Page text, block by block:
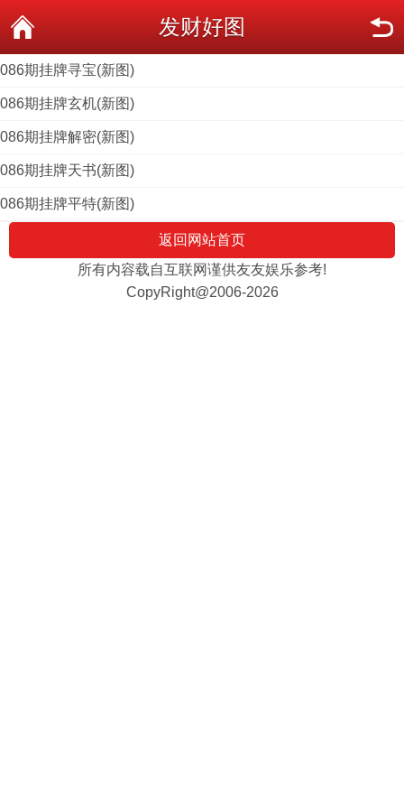
发财好图
086期挂牌寻宝(新图)
086期挂牌玄机(新图)
086期挂牌解密(新图)
086期挂牌天书(新图)
086期挂牌平特(新图)
返回网站首页
所有内容载自互联网谨供友友娱乐参考!
CopyRight@2006-2026